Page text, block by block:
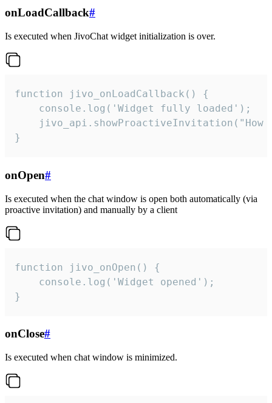
onLoadCallback#
Is executed when JivoChat widget initialization is over.
function jivo_onLoadCallback() {
    console.log('Widget fully loaded');
jivo_api.showProactiveInvitation("How
}
onOpen#
Is executed when the chat window is open both automatically (via
proactive invitation) and manually by a client
function jivo_onOpen() {
    console.log('Widget opened');
}
onClose#
Is executed when chat window is minimized.